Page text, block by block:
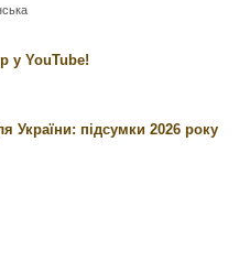
у YouTube!
підсумки 2026 року